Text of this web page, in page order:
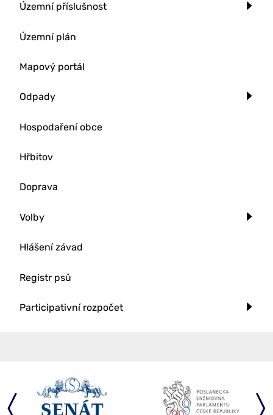
Územní příslušnost
Územní plán
Mapový portál
Odpady
Hospodaření obce
Hřbitov
Doprava
Volby
Hlášení závad
Registr psů
Participativní rozpočet